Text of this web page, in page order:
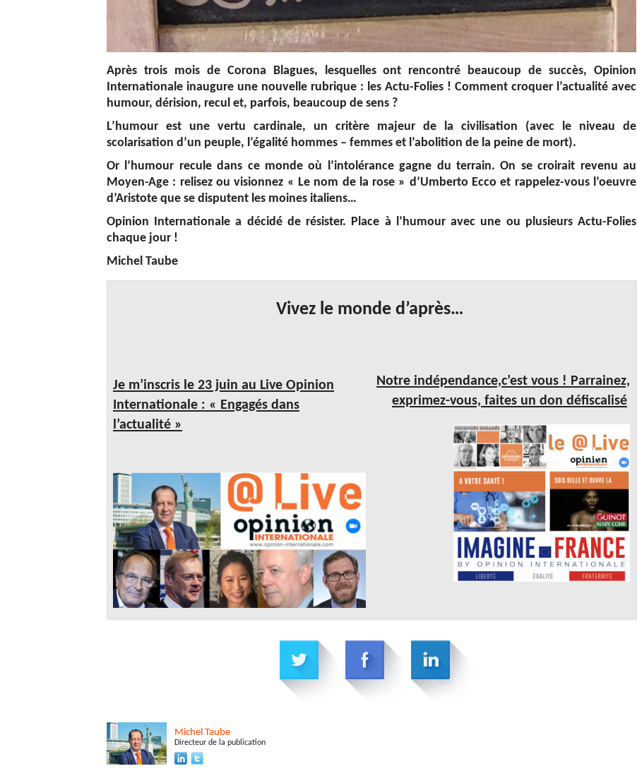
Après trois mois de Corona Blagues, lesquelles ont rencontré beaucoup de succès, Opinion
Internationale inaugure une nouvelle rubrique : les Actu-Folies ! Comment croquer l’actualité avec
humour, dérision, recul et, parfois, beaucoup de sens ?
L’humour est une vertu cardinale, un critère majeur de la civilisation (avec le niveau de
scolarisation d’un peuple, l’égalité hommes – femmes et l’abolition de la peine de mort).
Or l’humour recule dans ce monde où l’intolérance gagne du terrain. On se croirait revenu au
Moyen-Age : relisez ou visionnez « Le nom de la rose » d’Umberto Ecco et rappelez-vous l’oeuvre
d’Aristote que se disputent les moines italiens…
Opinion Internationale a décidé de résister. Place à l’humour avec une ou plusieurs Actu-Folies
chaque jour !
Michel Taube
Vivez le monde d’après…
Je m’inscris le 23 juin au Live Opinion
Internationale : « Engagés dans
l’actualité »
Notre indépendance,c’est vous ! Parrainez,
exprimez-vous, faites un don défiscalisé
Michel Taube
Directeur de la publication